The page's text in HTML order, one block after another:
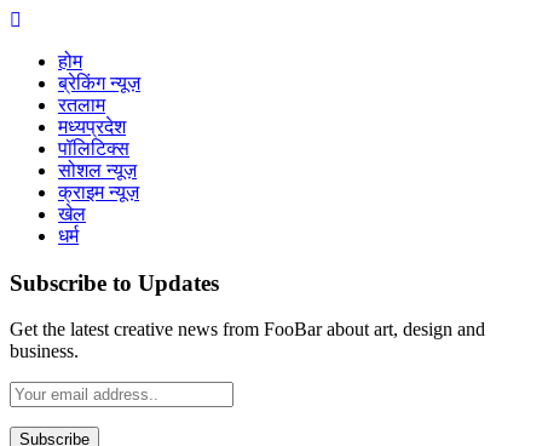
होम
ब्रेकिंग न्यूज़
रतलाम
मध्यप्रदेश
पॉलिटिक्स
सोशल न्यूज़
क्राइम न्यूज़
खेल
धर्म
Subscribe to Updates
Get the latest creative news from FooBar about art, design and
business.